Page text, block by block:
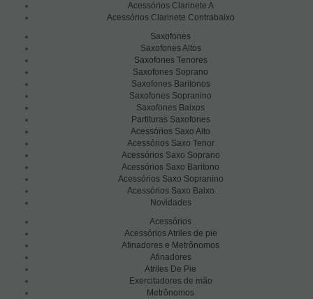
Acessórios Clarinete A
Acessórios Clarinete Contrabaixo
Saxofones
Saxofones Altos
Saxofones Tenores
Saxofones Soprano
Saxofones Baritonos
Saxofones Sopranino
Saxofones Baixos
Partituras Saxofones
Acessórios Saxo Alto
Acessórios Saxo Tenor
Acessórios Saxo Soprano
Acessórios Saxo Baritono
Acessórios Saxo Sopranino
Acessórios Saxo Baixo
Novidades
Acessórios
Acessórios Atriles de pie
Afinadores e Metrônomos
Afinadores
Atriles De Pie
Exercitadores de mão
Metrônomos